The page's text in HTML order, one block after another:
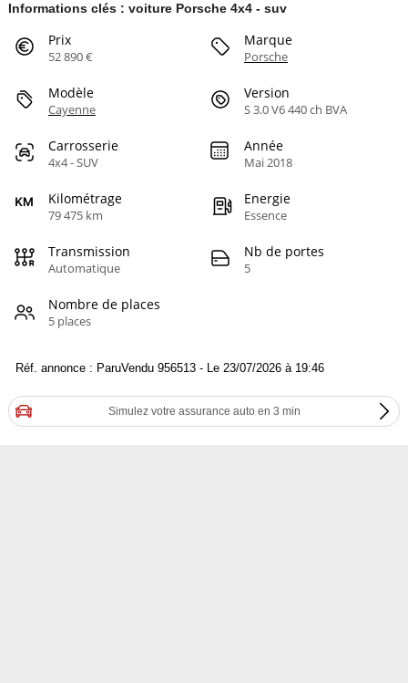
Informations clés : voiture Porsche 4x4 - suv
Prix
52 890 €
Marque
Porsche
Modèle
Cayenne
Version
S 3.0 V6 440 ch BVA
Carrosserie
4x4 - SUV
Année
Mai 2018
Kilométrage
79 475 km
Energie
Essence
Transmission
Automatique
Nb de portes
5
Nombre de places
5 places
Réf. annonce : ParuVendu 956513 - Le 23/07/2026 à 19:46
Simulez votre assurance auto en 3 min